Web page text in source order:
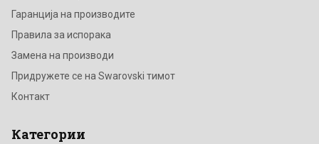
Гаранција на производите
Правила за испорака
Замена на производи
Придружете се на Swarovski тимот
Контакт
Категории